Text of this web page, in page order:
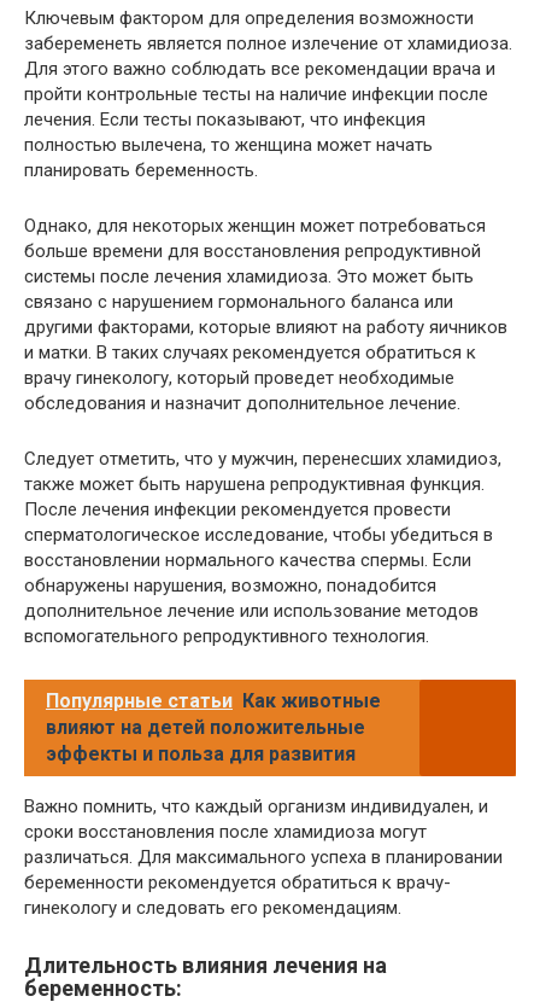
Ключевым фактором для определения возможности
забеременеть является полное излечение от хламидиоза.
Для этого важно соблюдать все рекомендации врача и
пройти контрольные тесты на наличие инфекции после
лечения. Если тесты показывают, что инфекция
полностью вылечена, то женщина может начать
планировать беременность.
Однако, для некоторых женщин может потребоваться
больше времени для восстановления репродуктивной
системы после лечения хламидиоза. Это может быть
связано с нарушением гормонального баланса или
другими факторами, которые влияют на работу яичников
и матки. В таких случаях рекомендуется обратиться к
врачу гинекологу, который проведет необходимые
обследования и назначит дополнительное лечение.
Следует отметить, что у мужчин, перенесших хламидиоз,
также может быть нарушена репродуктивная функция.
После лечения инфекции рекомендуется провести
сперматологическое исследование, чтобы убедиться в
восстановлении нормального качества спермы. Если
обнаружены нарушения, возможно, понадобится
дополнительное лечение или использование методов
вспомогательного репродуктивного технология.
Популярные статьи Как животные
влияют на детей положительные
эффекты и польза для развития
Важно помнить, что каждый организм индивидуален, и
сроки восстановления после хламидиоза могут
различаться. Для максимального успеха в планировании
беременности рекомендуется обратиться к врачу-
гинекологу и следовать его рекомендациям.
Длительность влияния лечения на
беременность: